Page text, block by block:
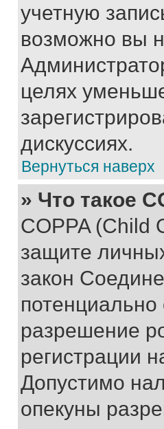
учетную
возможно вы
целях
дискуссиях.
Вернуться наверх
» Что такое
COPPA (Child
защите
закон
разрешение
регистрации
Допустимо
опекуны